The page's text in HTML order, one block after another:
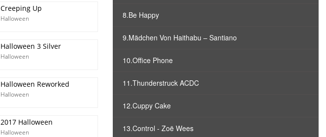
Creeping Up
Halloween
Halloween 3 Silver
Halloween
Halloween Reworked
Halloween
2017 Halloween
Halloween
8.Be Happy
9.Mädchen Von Haithabu – Santiano
10.Office Phone
11.Thunderstruck ACDC
12.Cuppy Cake
13.Control - Zoë Wees